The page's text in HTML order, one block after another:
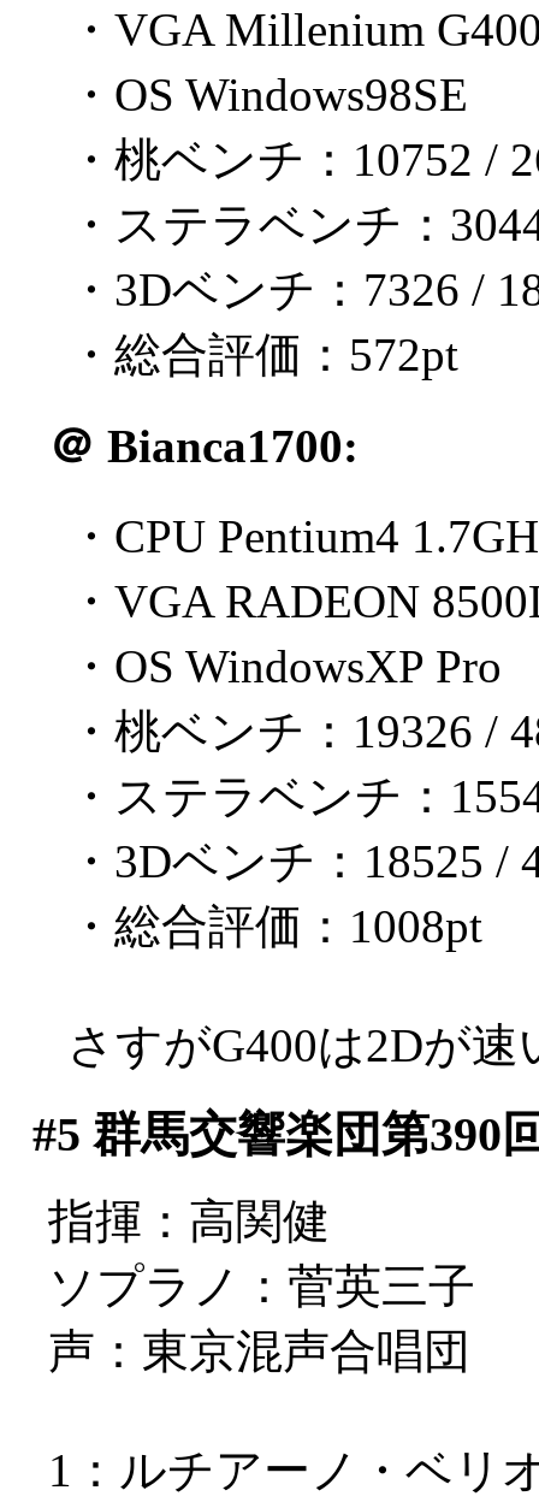
・VGA Millenium
・OS Windows98SE
・桃ベンチ：10752 /
・ステラベンチ：
・3Dベンチ：7326 /
・総合評価：572pt
＠ Bianca1700:
・CPU Pentium4
・VGA RADEON
・OS WindowsXP Pro
・桃ベンチ：19326 /
・ステラベンチ：
・3Dベンチ：18525 /
・総合評価：1008pt
さすがG400は2Dが速
#5 群馬交響楽団第390
指揮：高関健
ソプラノ：菅英三子
声：東京混声合唱団
1：ルチアーノ・ベリ